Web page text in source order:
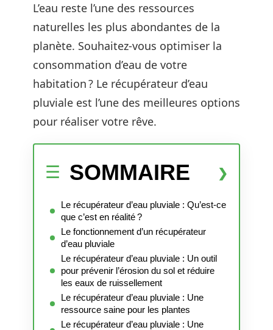
L’eau reste l’une des ressources
naturelles les plus abondantes de la
planète. Souhaitez-vous optimiser la
consommation d’eau de votre
habitation ? Le récupérateur d’eau
pluviale est l’une des meilleures options
pour réaliser votre rêve.
SOMMAIRE
Le récupérateur d’eau pluviale : Qu’est-ce
que c’est en réalité ?
Le fonctionnement d’un récupérateur
d’eau pluviale
Le récupérateur d’eau pluviale : Un outil
pour prévenir l’érosion du sol et réduire
les eaux de ruissellement
Le récupérateur d’eau pluviale : Une
ressource saine pour les plantes
Le récupérateur d’eau pluviale : Une